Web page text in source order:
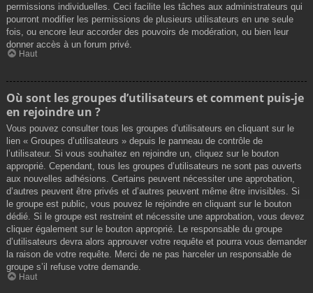
permissions individuelles. Ceci facilite les tâches aux administrateurs qui
pourront modifier les permissions de plusieurs utilisateurs en une seule
fois, ou encore leur accorder des pouvoirs de modération, ou bien leur
donner accès à un forum privé.
Haut
Où sont les groupes d’utilisateurs et comment puis-je
en rejoindre un ?
Vous pouvez consulter tous les groupes d’utilisateurs en cliquant sur le
lien « Groupes d’utilisateurs » depuis le panneau de contrôle de
l’utilisateur. Si vous souhaitez en rejoindre un, cliquez sur le bouton
approprié. Cependant, tous les groupes d’utilisateurs ne sont pas ouverts
aux nouvelles adhésions. Certains peuvent nécessiter une approbation,
d’autres peuvent être privés et d’autres peuvent même être invisibles. Si
le groupe est public, vous pouvez le rejoindre en cliquant sur le bouton
dédié. Si le groupe est restreint et nécessite une approbation, vous devez
cliquer également sur le bouton approprié. Le responsable du groupe
d’utilisateurs devra alors approuver votre requête et pourra vous demander
la raison de votre requête. Merci de ne pas harceler un responsable de
groupe s’il refuse votre demande.
Haut